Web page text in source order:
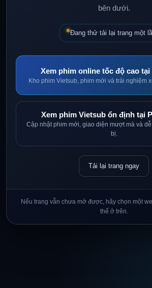
bên dưới.
Đang thử tải lại trang một
Xem phim online tốc độ cao
Kho phim Vietsub, phim mới và trải nghiệm
Xem phim Vietsub ổn định tại
Cập nhật phim mới, giao diện mượt mà và
bị.
Tải lại trang ngay
Nếu trang vẫn chưa mở được, hãy chọn một
thế ở trên.